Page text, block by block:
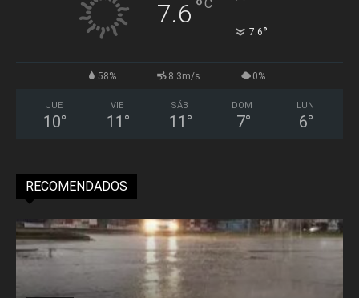
7.6 °C
7.6°
58% 8.3m/s 0%
JUE
10°
VIE
11 °
SÁB
11 °
DOM
7°
LUN
6°
RECOMENDADOS